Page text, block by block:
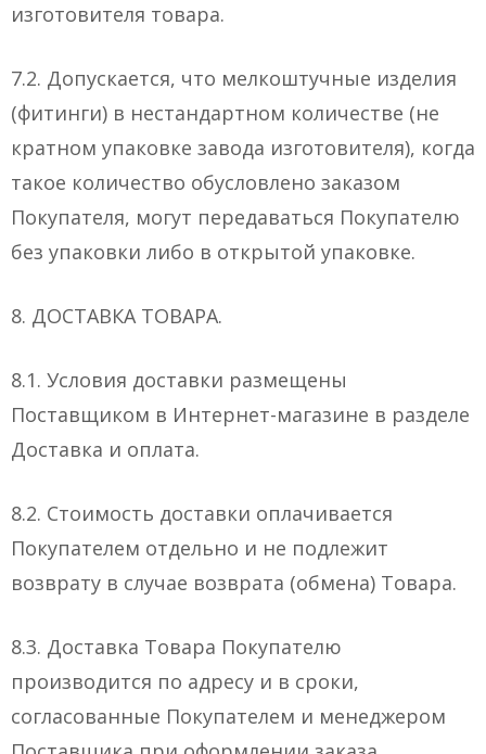
изготовителя товара.
7.2. Допускается, что мелкоштучные изделия
(фитинги) в нестандартном количестве (не
кратном упаковке завода изготовителя), когда
такое количество обусловлено заказом
Покупателя, могут передаваться Покупателю
без упаковки либо в открытой упаковке.
8. ДОСТАВКА ТОВАРА.
8.1. Условия доставки размещены
Поставщиком в Интернет-магазине в разделе
Доставка и оплата.
8.2. Стоимость доставки оплачивается
Покупателем отдельно и не подлежит
возврату в случае возврата (обмена) Товара.
8.3. Доставка Товара Покупателю
производится по адресу и в сроки,
согласованные Покупателем и менеджером